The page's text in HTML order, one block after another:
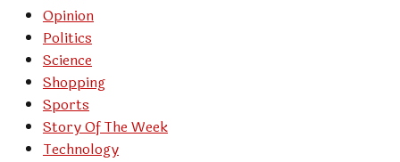
Opinion
Politics
Science
Shopping
Sports
Story Of The Week
Technology